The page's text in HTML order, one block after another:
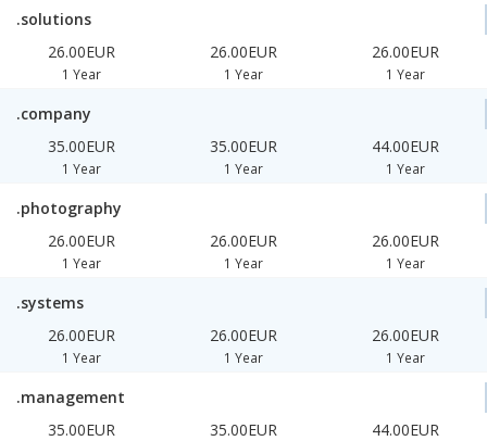
.solutions
26.00EUR
1 Year
26.00EUR
1 Year
26.00EUR
1 Year
.company
35.00EUR
1 Year
35.00EUR
1 Year
44.00EUR
1 Year
.photography
26.00EUR
1 Year
26.00EUR
1 Year
26.00EUR
1 Year
.systems
26.00EUR
1 Year
26.00EUR
1 Year
26.00EUR
1 Year
.management
35.00EUR
35.00EUR 44.00EUR